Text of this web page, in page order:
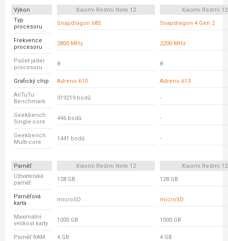
Výkon Xiaomi Redmi Note 12
Xiaomi Redmi 12
Typ
procesoru
Snapdragon 685 Snapdragon 4 Gen 2
Frekvence
procesoru
2800 MHz 2200 MHz
Počet jader
procesoru
8 8
Grafický chip Adreno 610 Adreno 613
AnTuTu
Benchmark
319219 bodů -
Geekbench
Single-core
446 bodů -
Geekbench
Multi-core
1441 bodů -
Paměť Xiaomi Redmi Note 12
Xiaomi Redmi 12
Uživatelská
paměť
128 GB 128 GB
Paměťová
karta
microSD microSD
Maximální
velikost karty
1000 GB 1000 GB
Paměť RAM 4 GB 4 GB